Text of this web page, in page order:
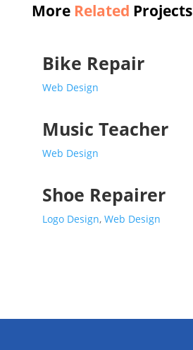
More Related Projects
Bike Repair
Web Design
Music Teacher
Web Design
Shoe Repairer
Logo Design, Web Design